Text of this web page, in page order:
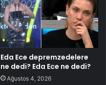
Eda Ece depremzedelere
ne dedi? Eda Ece ne dedi?
Ağustos 4, 2026